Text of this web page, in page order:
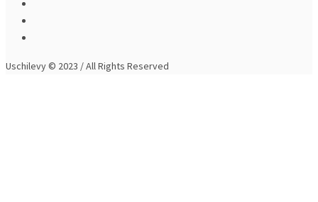
Uschilevy © 2023 / All Rights Reserved